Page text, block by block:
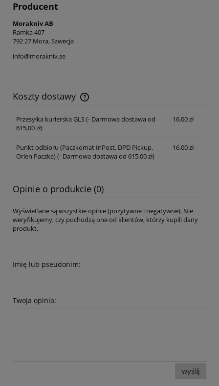
Producent
Morakniv AB
Ramka 407
792 27 Mora, Szwecja
info@morakniv.se
Koszty dostawy
Cena nie zawiera ewentualnych kosztów płatności
Przesyłka kurierska GLS(- Darmowa dostawa od
615,00 zł)
16,00 zł
Punkt odbioru (Paczkomat InPost, DPD Pickup,
Orlen Paczka)(- Darmowa dostawa od 615,00 zł)
16,00 zł
Opinie o produkcie (0)
Wyświetlane są wszystkie opinie (pozytywne i negatywne). Nie
weryfikujemy, czy pochodzą one od klientów, którzy kupili dany
produkt.
Imię lub pseudonim:
Twoja opinia:
wyślij